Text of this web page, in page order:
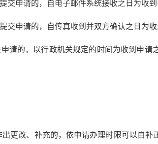
申请的，自电子邮件系统接收之日为收到
申请的，自传真收到并双方确认之日为收
请的，以行政机关规定的时间为收到申请
更改、补充的，依申请办理时限可以自